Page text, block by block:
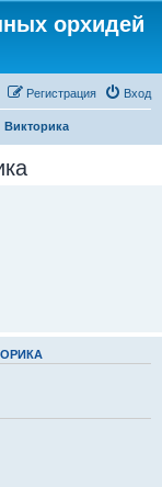
орхидей
Вход
Регистрация
Викторика